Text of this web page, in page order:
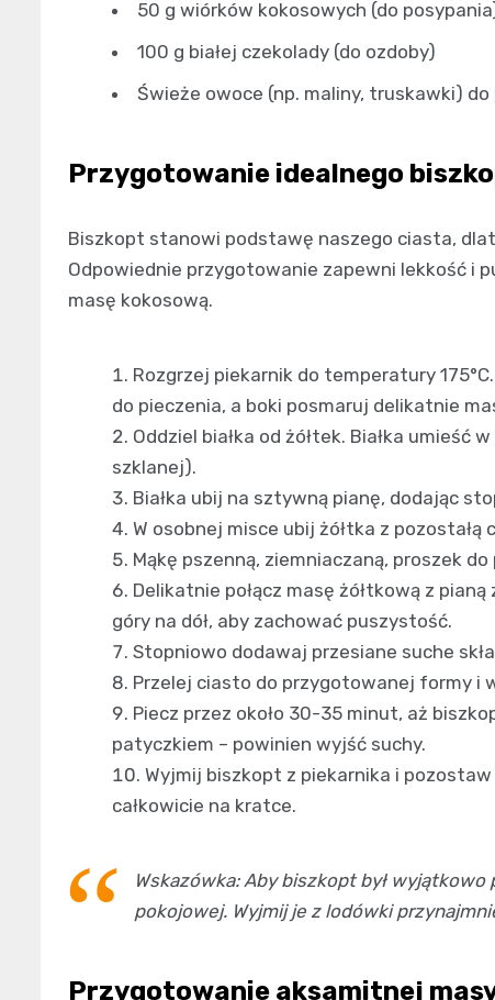
50 g wiórków kokosowych (do
100 g białej czekolady (do ozdoby)
Świeże owoce (np. maliny, truskawki) do
Przygotowanie idealnego
Biszkopt stanowi podstawę naszego ciasta,
Odpowiednie przygotowanie zapewni lekkość i
masę kokosową.
Rozgrzej piekarnik do temperatury
do pieczenia, a boki posmaruj delikatnie
Oddziel białka od żółtek. Białka
szklanej).
Białka ubij na sztywną pianę, dodając
W osobnej misce ubij żółtka z
Mąkę pszenną, ziemniaczaną, proszek
Delikatnie połącz masę żółtkową z
góry na dół, aby zachować puszystość.
Stopniowo dodawaj przesiane suche
Przelej ciasto do przygotowanej formy i
Piecz przez około 30-35 minut, aż
patyczkiem – powinien wyjść suchy.
Wyjmij biszkopt z piekarnika i
całkowicie na kratce.
Wskazówka: Aby biszkopt był
pokojowej. Wyjmij je z lodówki
Przygotowanie aksamitnej